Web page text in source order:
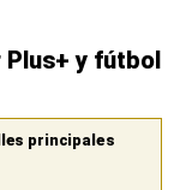
y fútbol
principales